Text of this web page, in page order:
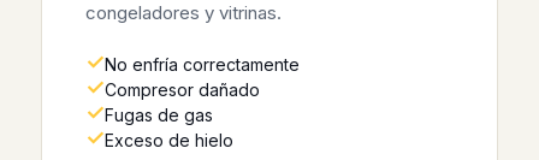
congeladores y vitrinas.
No enfría correctamente
Compresor dañado
Fugas de gas
Exceso de hielo